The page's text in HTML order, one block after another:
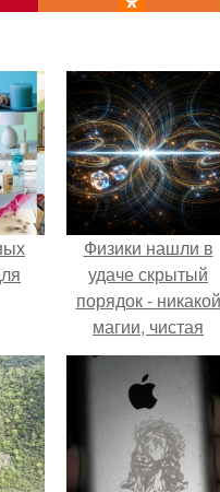
Физики нашли в
удаче скрытый
порядок - никакой
магии, чистая
квантовая
механика.